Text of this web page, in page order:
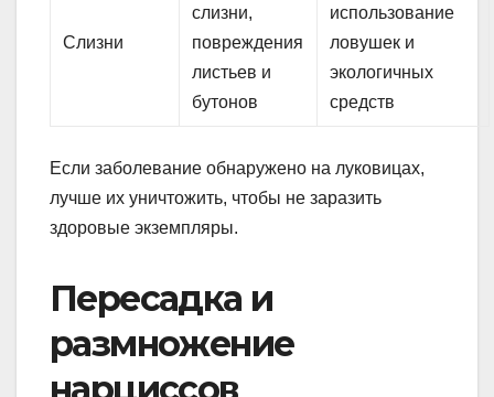
Слизни
слизни,
повреждения
листьев и
бутонов
использование
ловушек и
экологичных
средств
Если заболевание обнаружено на луковицах,
лучше их уничтожить, чтобы не заразить
здоровые экземпляры.
Пересадка и
размножение
нарциссов